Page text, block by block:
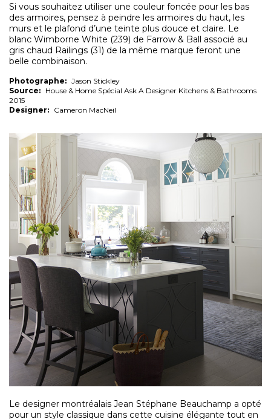
Si vous souhaitez utiliser une couleur foncée pour les bas
des armoires, pensez à peindre les armoires du haut, les
murs et le plafond d’une teinte plus douce et claire. Le
blanc Wimborne White (239) de Farrow & Ball associé au
gris chaud Railings (31) de la même marque feront une
belle combinaison.
Photographe: Jason Stickley
Source: House & Home Spécial Ask A Designer Kitchens & Bathrooms
2015
Designer: Cameron MacNeil
Le designer montréalais Jean Stéphane Beauchamp a opté
pour un style classique dans cette cuisine élégante tout en